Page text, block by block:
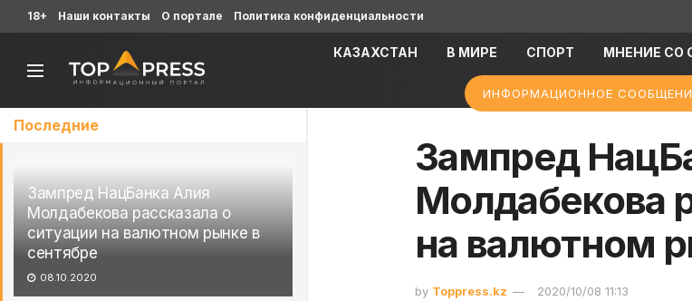
Последние
Зампред НацБанка Алия
Молдабекова рассказала о
ситуации на валютном рынке в
сентябре
08.10.2020
18+ Наши контакты О портале Политика конфиденциальности
КАЗАХСТАН В МИРЕ СПОРТ МНЕНИЕ СО
ИНФОРМАЦИОННОЕ
Зампред
Молдабекова
на валютном
by Toppress.kz 2020/10/08 11:13